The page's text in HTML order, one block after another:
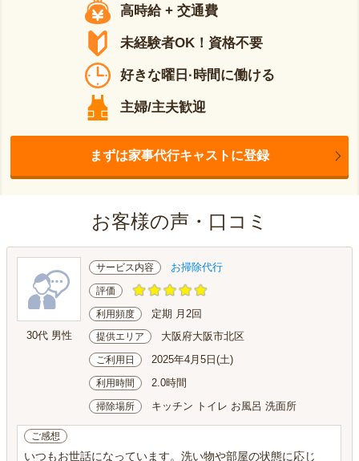
高時給 + 交通費
未経験者OK！資格不要
好きな曜日·時間に働ける
主婦/主夫歓迎
まずは家事代行キャストに登録
お客様の声・口コミ
30代 男性
サービス内容 お掃除代行
評価
利用頻度 定期 月2回
提供エリア 大阪府大阪市北区
ご利用日 2025年4月5日(土)
利用時間 2.0時間
掃除場所 キッチン トイレ お風呂 洗面所
ご感想
いつもお世話になっています。洗い物や部屋の状態に応じ